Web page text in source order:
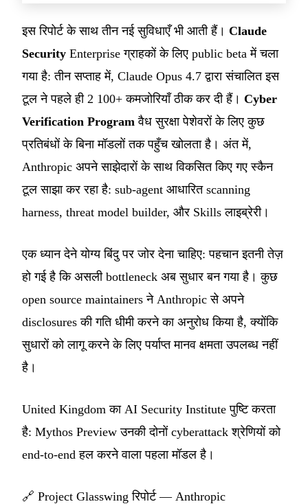
इस रिपोर्ट के साथ तीन नई सुविधाएँ भी आती हैं। Claude
Security Enterprise ग्राहकों के लिए public beta में चला
गया है: तीन सप्ताह में, Claude Opus 4.7 द्वारा संचालित इस
टूल ने पहले ही 2 100+ कमजोरियाँ ठीक कर दी हैं। Cyber
Verification Program वैध सुरक्षा पेशेवरों के लिए कुछ
प्रतिबंधों के बिना मॉडलों तक पहुँच खोलता है। अंत में,
Anthropic अपने साझेदारों के साथ विकसित किए गए स्कैन
टूल साझा कर रहा है: sub-agent आधारित scanning
harness, threat model builder, और Skills लाइब्रेरी।
एक ध्यान देने योग्य बिंदु पर जोर देना चाहिए: पहचान इतनी तेज़
हो गई है कि असली bottleneck अब सुधार बन गया है। कुछ
open source maintainers ने Anthropic से अपने
disclosures की गति धीमी करने का अनुरोध किया है, क्योंकि
सुधारों को लागू करने के लिए पर्याप्त मानव क्षमता उपलब्ध नहीं
है।
United Kingdom का AI Security Institute पुष्टि करता
है: Mythos Preview उनकी दोनों cyberattack श्रेणियों को
end-to-end हल करने वाला पहला मॉडल है।
🔗 Project Glasswing रिपोर्ट — Anthropic